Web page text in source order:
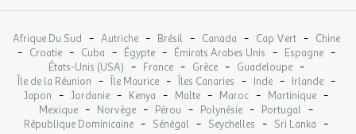
Vaisselle et couverts
Parasol
Parking
Ancienneté : 2018
Grille-pain : 1
Table extérieure.
SEPT.
JEU.
17
SEPT.
89 € /hébergement
Retour le
19/09/2026
VEN.
18
SEPT.
89 € /hébergement
Retour le
20/09/2026
Afrique Du Sud - Autriche - Brésil - Canada - Cap Vert - Chine
- Croatie - Cuba - Égypte - Émirats Arabes Unis - Espagne -
États-Unis (USA) - France - Grèce - Guadeloupe -
Île de la Réunion - Île Maurice - Îles Canaries - Inde - Irlande -
Japon - Jordanie - Kenya - Malte - Maroc - Martinique -
Mexique - Norvège - Pérou - Polynésie - Portugal -
République Dominicaine - Sénégal - Seychelles - Sri Lanka -